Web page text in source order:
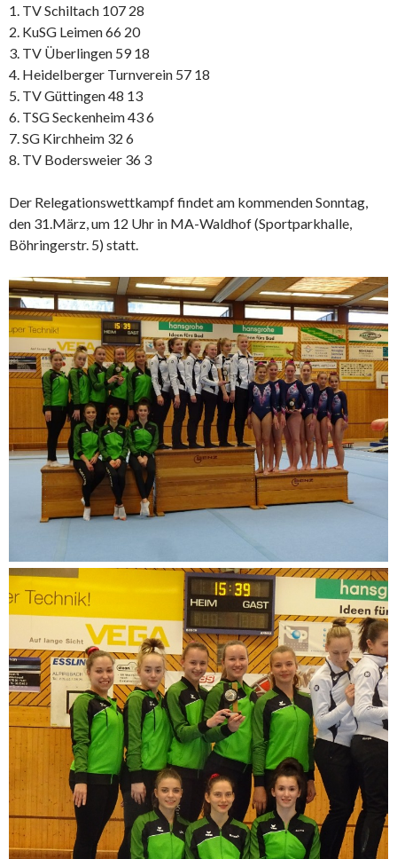
1. TV Schiltach 107 28
2. KuSG Leimen 66 20
3. TV Überlingen 59 18
4. Heidelberger Turnverein 57 18
5. TV Güttingen 48 13
6. TSG Seckenheim 43 6
7. SG Kirchheim 32 6
8. TV Bodersweier 36 3
Der Relegationswettkampf findet am kommenden Sonntag,
den 31.März, um 12 Uhr in MA-Waldhof (Sportparkhalle,
Böhringerstr. 5) statt.